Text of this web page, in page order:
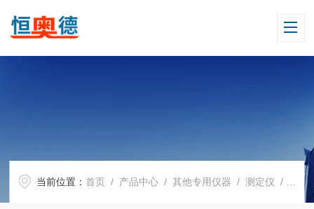
当前位置：首页 / 产品中心 /其他专用仪器 /测定仪 / H12692全自动凯氏定氮仪